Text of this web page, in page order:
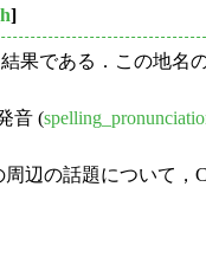
h]
果である．この地名
音 (
辺の話題について，